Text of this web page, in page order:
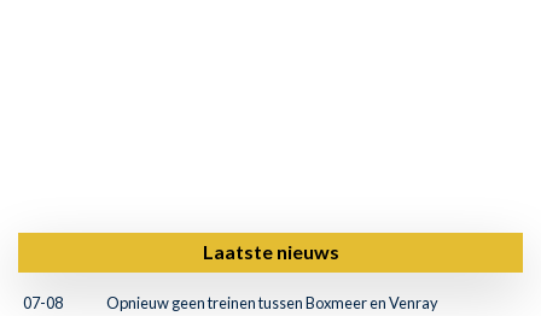
Laatste nieuws
07-08
Opnieuw geen treinen tussen Boxmeer en Venray